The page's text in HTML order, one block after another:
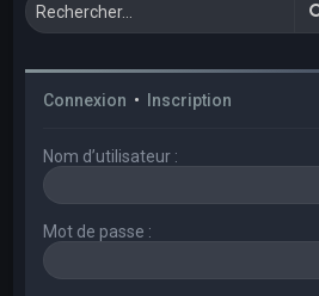
Connexion • Inscription
Nom d’utilisateur :
Mot de passe :